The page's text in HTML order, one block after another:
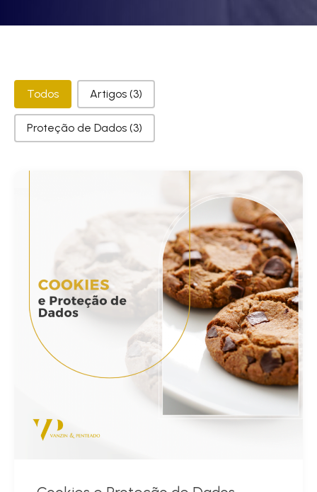
Categorias
Todos Artigos (3)
Proteção de Dados (3)